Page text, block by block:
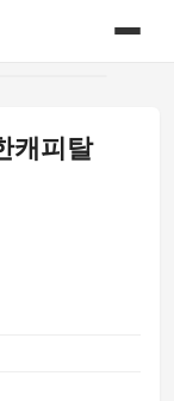
캐피탈